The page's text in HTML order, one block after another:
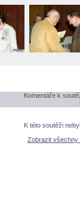
Komentáře k
K této soutěži
Zobrazit všechny